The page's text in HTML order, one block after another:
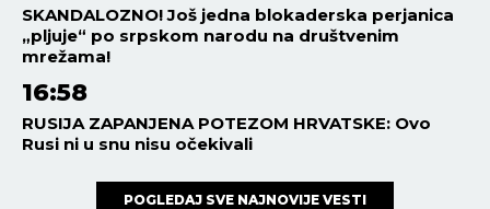
SKANDALOZNO! Još jedna blokaderska perjanica
„pljuje“ po srpskom narodu na društvenim
mrežama!
16:58
RUSIJA ZAPANJENA POTEZOM HRVATSKE: Ovo
Rusi ni u snu nisu očekivali
POGLEDAJ SVE NAJNOVIJE VESTI